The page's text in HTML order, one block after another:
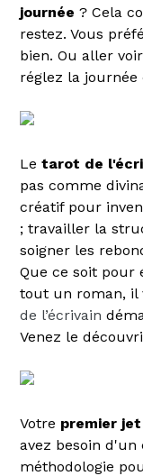
journée ? Cela
restez. Vous
bien. Ou aller
réglez la journée
Le tarot de
pas comme
créatif pour
; travailler la
soigner les
Que ce soit
tout un roman, il
de l’écrivain
Venez le
Votre premier
avez besoin
méthodologie